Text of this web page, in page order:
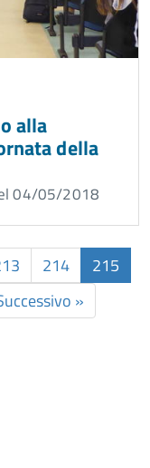
alla
della
04/05/2018
214
215
»